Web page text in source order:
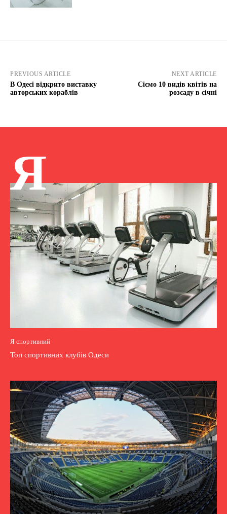
PREVIOUS ARTICLE
В Одесі відкрито виставку
авторських кораблів
NEXT ARTICLE
Сіємо 10 видів квітів на
розсаду в січні
Я
Я спортивний
Топ спортивних клубів Одеси